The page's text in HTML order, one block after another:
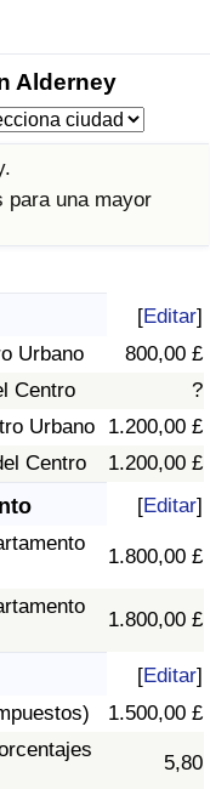
Alderney
para una mayor
[Editar]
Urbano
800,00 £
Centro
?
Urbano
1.200,00 £
Centro
1.200,00 £
[Editar]
1.800,00 £
1.800,00 £
[Editar]
1.500,00 £
5,80
País